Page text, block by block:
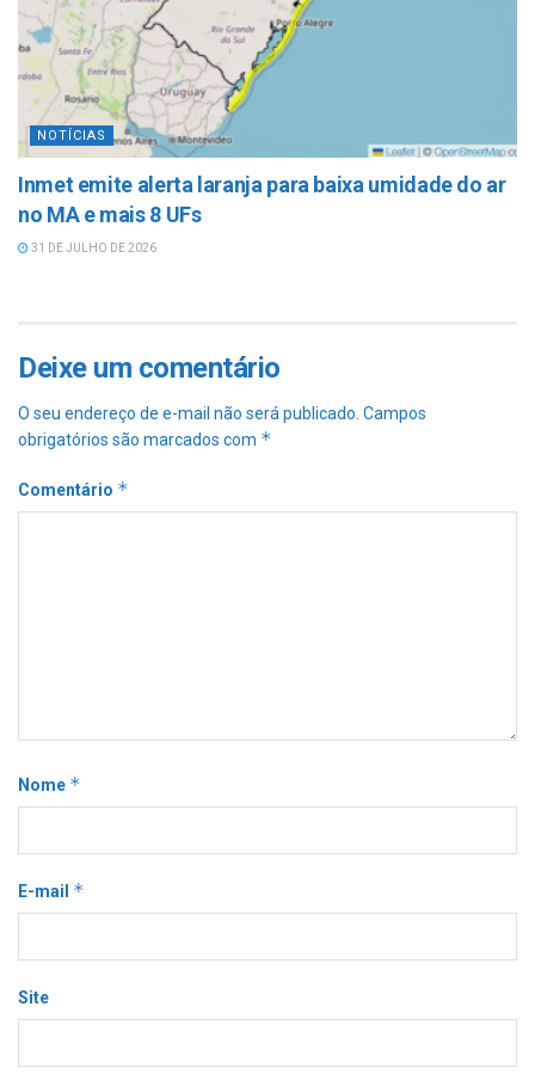
NOTÍCIAS
Inmet emite alerta laranja para baixa umidade do ar
no MA e mais 8 UFs
31 DE JULHO DE 2026
Deixe um comentário
O seu endereço de e-mail não será publicado. Campos
obrigatórios são marcados com *
Comentário *
Nome *
E-mail *
Site